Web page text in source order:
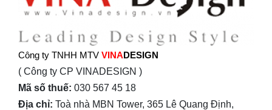
Công ty TNHH MTV VINADESIGN
( Công ty CP VINADESIGN )
Mã số thuế: 030 567 45 18
Địa chỉ: Toà nhà MBN Tower, 365 Lê Quang Định,